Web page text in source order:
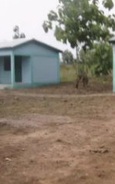
BILD ANZEIGEN